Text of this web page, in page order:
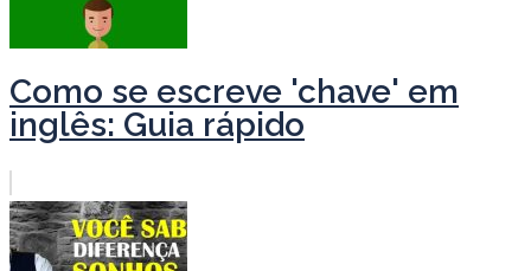
Como se escreve 'chave' em
inglês: Guia rápido